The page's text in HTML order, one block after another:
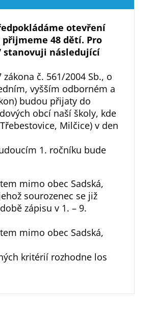
otevření
48 dětí. Pro
stanovuji následující
č. 561/2004 Sb., o
vyšším odborném a
budou přijaty do
obcí naší školy, kde
Milčice) v den
1. ročníku bude
mimo obec Sadská,
sourozenec se již
zápisu v 1. – 9.
mimo obec Sadská,
kritérií rozhodne los